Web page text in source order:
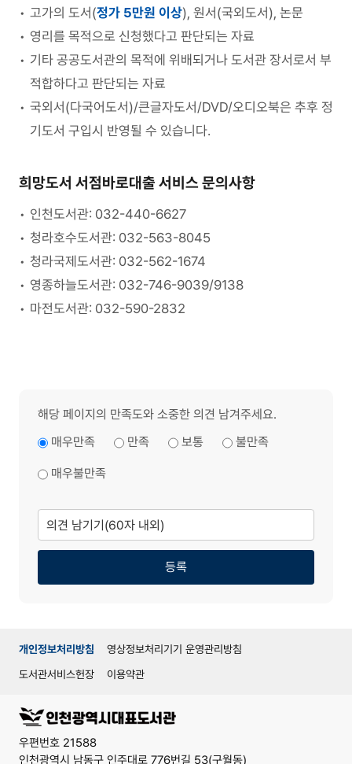
고가의 도서(정가 5만원 이상), 원서(국외도서), 논문
영리를 목적으로 신청했다고 판단되는 자료
기타 공공도서관의 목적에 위배되거나 도서관 장서로서 부
적합하다고 판단되는 자료
국외서(다국어도서)/큰글자도서/DVD/오디오북은 추후 정
기도서 구입시 반영될 수 있습니다.
희망도서 서점바로대출 서비스 문의사항
인천도서관: 032-440-6627
청라호수도서관: 032-563-8045
청라국제도서관: 032-562-1674
영종하늘도서관: 032-746-9039/9138
마전도서관: 032-590-2832
해당 페이지의 만족도와 소중한 의견 남겨주세요.
매우만족
만족 보통 불만족
매우불만족
의
견
남
기
등록
개인정보처리방침
영상정보처리기기 운영관리방침
도서관서비스헌장
이용약관
우편번호 21588
인천광역시 남동구 인주대로 776번길 53(구월동)